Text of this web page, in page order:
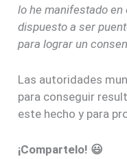
lo he manifestado
dispuesto a ser
para lograr un
Las autoridades
para conseguir
este hecho y para
¡Compartelo! 😃